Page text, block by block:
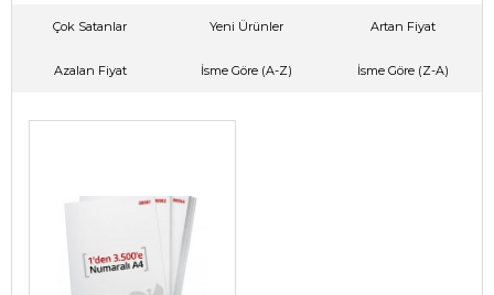
Çok Satanlar Yeni Ürünler Artan Fiyat
Azalan Fiyat İsme Göre (A-Z) İsme Göre (Z-A)